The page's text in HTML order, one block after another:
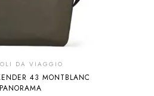
DA VIAGGIO
43 MONTBLANC
PANORAMA